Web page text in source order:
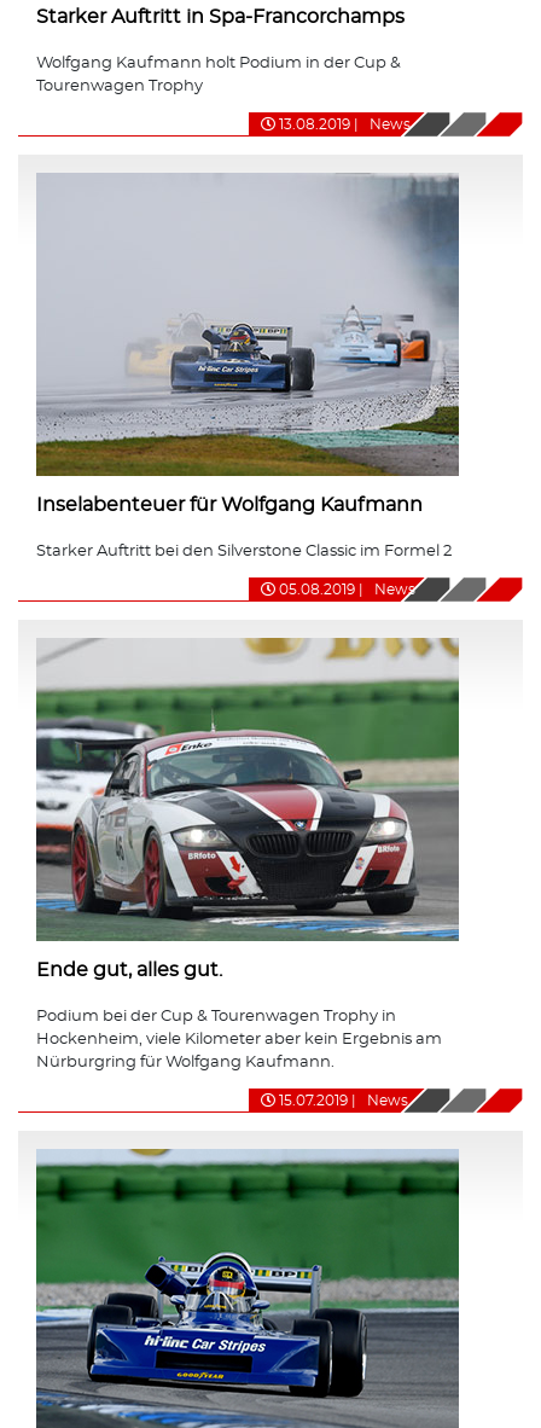
Starker Auftritt in Spa-Francorchamps
Wolfgang Kaufmann holt Podium in der Cup &
Tourenwagen Trophy
13.08.2019 News
Inselabenteuer für Wolfgang Kaufmann
Starker Auftritt bei den Silverstone Classic im Formel 2
05.08.2019 News
Ende gut, alles gut.
Podium bei der Cup & Tourenwagen Trophy in
Hockenheim, viele Kilometer aber kein Ergebnis am
Nürburgring für Wolfgang Kaufmann.
15.07.2019 News